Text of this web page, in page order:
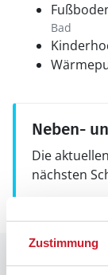
Zustimmung
Bad
Neben-
Die
nächsten